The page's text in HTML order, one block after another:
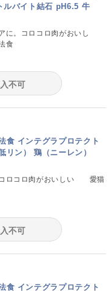
ルバイト結石 pH6.5 牛
に。コロコロ肉がおいし
食
不可
食 インテグラプロテクト
リン） 鶏（ニーレン）
コロコロ肉がおいしい 愛猫
不可
食 インテグラプロテクト